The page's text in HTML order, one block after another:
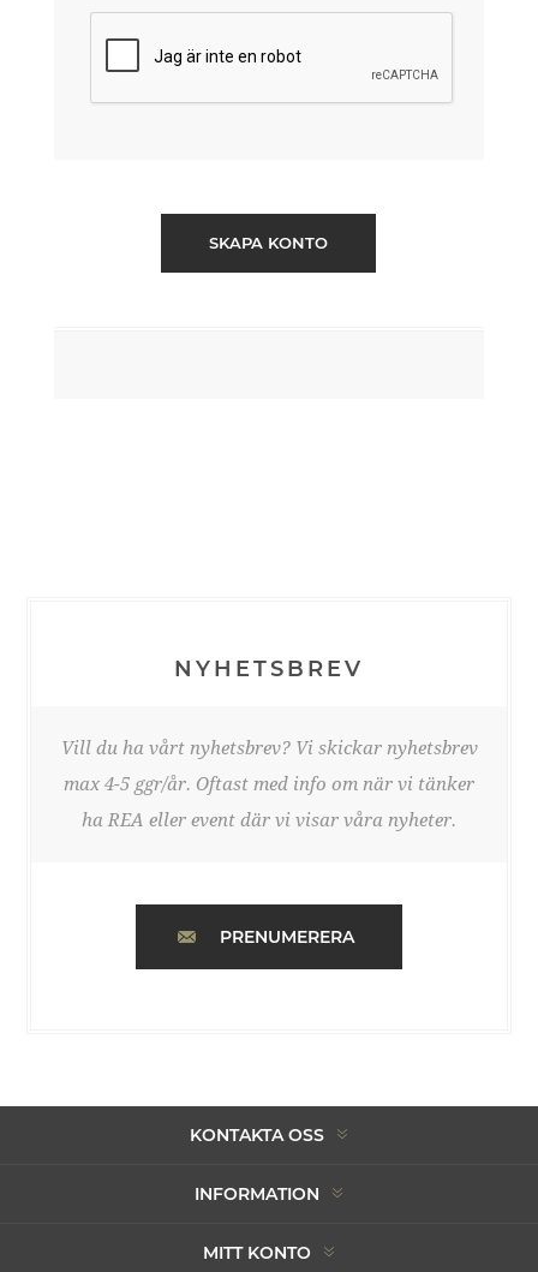
SKAPA KONTO
NYHETSBREV
Vill du ha vårt nyhetsbrev? Vi skickar nyhetsbrev
max 4-5 ggr/år. Oftast med info om när vi tänker
ha REA eller event där vi visar våra nyheter.
PRENUMERERA
KONTAKTA OSS
INFORMATION
MITT KONTO